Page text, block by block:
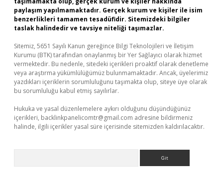
paylaşım yapılmamaktadır. Gerçek kurum ve kişiler ile isim
benzerlikleri tamamen tesadüfidir. Sitemizdeki bilgiler
taslak halindedir ve tavsiye niteliği taşımazlar.
Sitemiz, 5651 Sayılı Kanun gereğince Bilgi Teknolojileri ve İletişim
Kurumu (BTK) tarafından onaylanmış bir Yer Sağlayıcı olarak hizmet
vermektedir. Bu nedenle, sitedeki içerikleri proaktif olarak denetleme
veya araştırma yükümlülüğümüz bulunmamaktadır. Ancak, üyelerimiz
yazdıkları içeriklerin sorumluluğunu taşımakta olup, siteye üye olarak
bu sorumluluğu kabul etmiş sayılırlar.
Hukuka ve yasal düzenlemelere aykırı olduğunu düşündüğünüz
içerikleri, backlinkpanelicomtr@gmail.com adresine bildirmeniz
halinde, ilgili içerikler yasal süre içerisinde sitemizden kaldırılacaktır.